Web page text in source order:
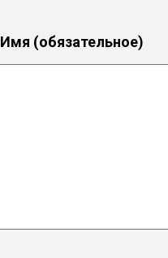
Имя (обязательное)